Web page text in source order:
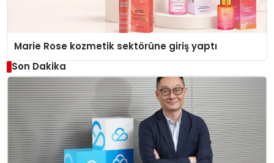
Marie Rose kozmetik sektörüne giriş yaptı
Son Dakika